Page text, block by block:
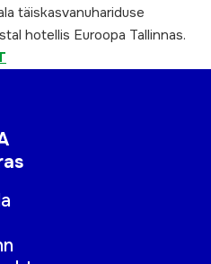
täiskasvanuhariduse
hotellis Euroopa Tallinnas.